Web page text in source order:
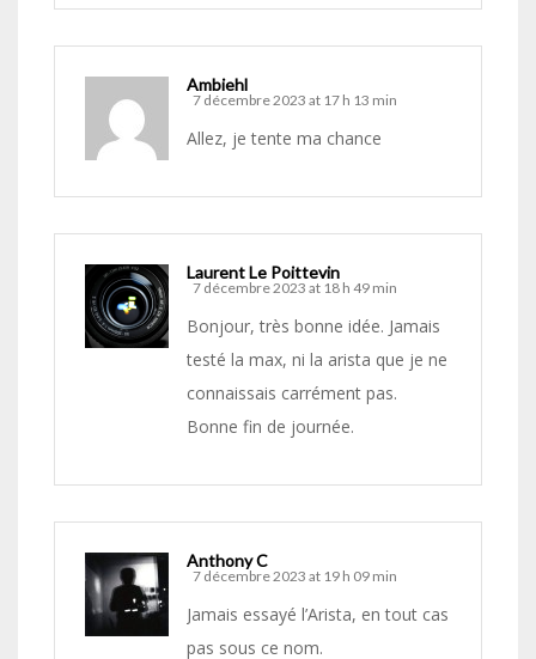
Ambiehl
7 décembre 2023 at 17 h 13 min
Allez, je tente ma chance
Laurent Le Poittevin
7 décembre 2023 at 18 h 49 min
Bonjour, très bonne idée. Jamais
testé la max, ni la arista que je ne
connaissais carrément pas.
Bonne fin de journée.
Anthony C
7 décembre 2023 at 19 h 09 min
Jamais essayé l’Arista, en tout cas
pas sous ce nom.